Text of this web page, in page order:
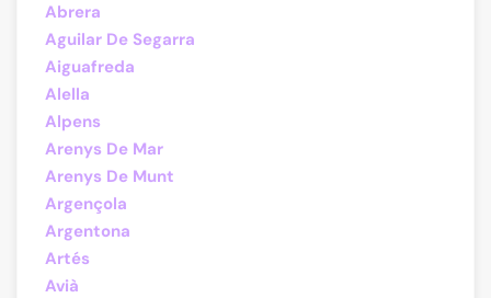
Abrera
Aguilar De Segarra
Aiguafreda
Alella
Alpens
Arenys De Mar
Arenys De Munt
Argençola
Argentona
Artés
Avià